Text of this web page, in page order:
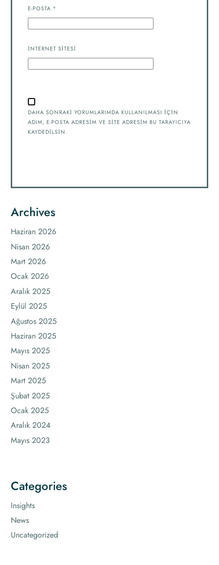
E-POSTA *
İNTERNET SITESI
DAHA SONRAKI YORUMLARIMDA KULLANILMASI IÇIN
ADIM, E-POSTA ADRESIM VE SITE ADRESIM BU TARAYICIYA
KAYDEDILSIN.
Archives
Haziran 2026
Nisan 2026
Mart 2026
Ocak 2026
Aralık 2025
Eylül 2025
Ağustos 2025
Haziran 2025
Mayıs 2025
Nisan 2025
Mart 2025
Şubat 2025
Ocak 2025
Aralık 2024
Mayıs 2023
Categories
Insights
News
Uncategorized